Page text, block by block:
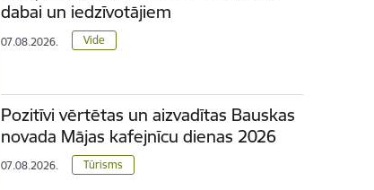
dabai un iedzīvotājiem
07.08.2026. Vide
Pozitīvi vērtētas un aizvadītas Bauskas
novada Mājas kafejnīcu dienas 2026
07.08.2026. Tūrisms